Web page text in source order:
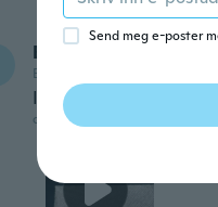
Bassem
Ble med i 2018
It looks nice.
ca. 3 år siden
Send meg e-poster